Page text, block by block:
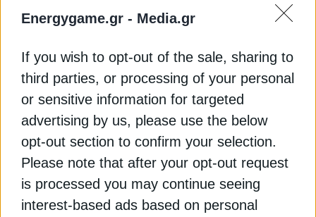
Energygame.gr - Media.gr
If you wish to opt-out of the sale, sharing to
third parties, or processing of your personal
or sensitive information for targeted
advertising by us, please use the below
opt-out section to confirm your selection.
Please note that after your opt-out request
is processed you may continue seeing
interest-based ads based on personal
Δούκας: Οι Δήμοι και οι πολίτες να
έχουν ισότιμη συμμετοχή στην
αγορά ενέργειας